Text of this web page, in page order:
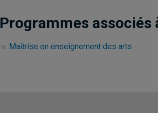
Programmes associés
Maîtrise en enseignement des arts